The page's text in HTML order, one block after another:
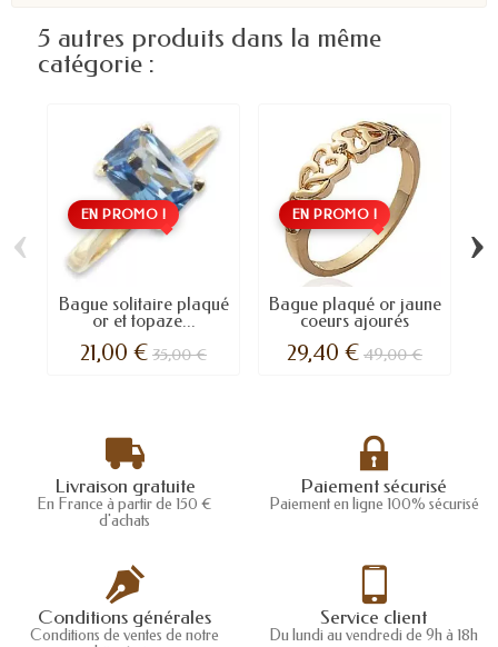
5 autres produits dans la même
catégorie :
EN PROMO !
Bague solitaire plaqué
or et topaze...
21,00 € 35,00 €
EN PROMO !
Bague plaqué or jaune
coeurs ajourés
29,40 € 49,00 €
‹ ›
Livraison gratuite
En France à partir de 150 €
d'achats
Paiement sécurisé
Paiement en ligne 100% sécurisé
Conditions générales
Conditions de ventes de notre
Service client
Du lundi au vendredi de 9h à 18h